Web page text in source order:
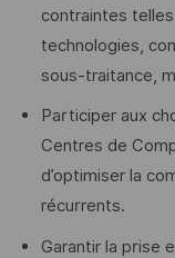
contraintes
technologies,
sous-traitance,
Participer aux
Centres de
d’optimiser la
récurrents.
Garantir la prise